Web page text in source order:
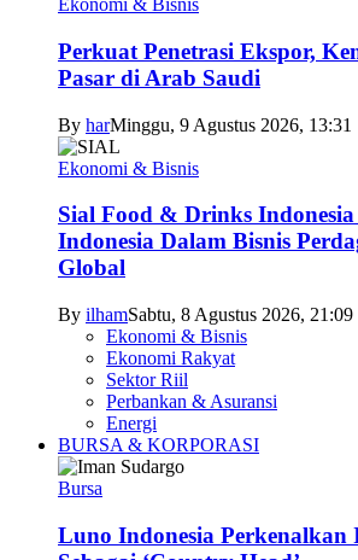
Ekonomi & Bisnis
Perkuat Penetrasi Ekspor,
Pasar di Arab Saudi
By harMinggu, 9 Agustus 2026, 13:31
Ekonomi & Bisnis
Sial Food & Drinks
Indonesia Dalam Bisnis
Global
By ilhamSabtu, 8 Agustus 2026, 21:09
Ekonomi & Bisnis
Ekonomi Rakyat
Sektor Riil
Perbankan & Asuransi
Energi
BURSA & KORPORASI
Bursa
Luno Indonesia Perkenalkan